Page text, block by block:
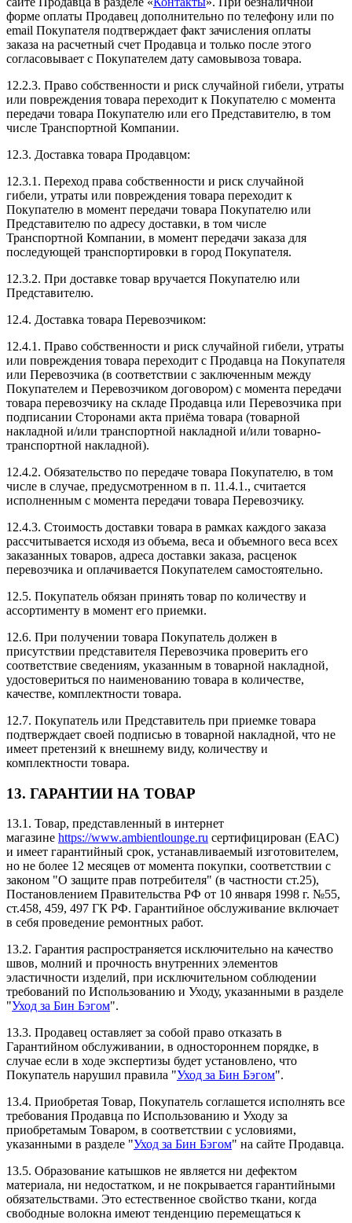
форме оплаты Продавец дополнительно по телефону или по
email Покупателя подтверждает факт зачисления оплаты
заказа на расчетный счет Продавца и только после этого
согласовывает с Покупателем дату самовывоза товара.
12.2.3. Право собственности и риск случайной гибели, утраты
или повреждения товара переходит к Покупателю с момента
передачи товара Покупателю или его Представителю, в том
числе Транспортной Компании.
12.3. Доставка товара Продавцом:
12.3.1. Переход права собственности и риск случайной
гибели, утраты или повреждения товара переходит к
Покупателю в момент передачи товара Покупателю или
Представителю по адресу доставки, в том числе
Транспортной Компании, в момент передачи заказа для
последующей транспортировки в город Покупателя.
12.3.2. При доставке товар вручается Покупателю или
Представителю.
12.4. Доставка товара Перевозчиком:
12.4.1. Право собственности и риск случайной гибели, утраты
или повреждения товара переходит с Продавца на Покупателя
или Перевозчика (в соответствии с заключенным между
Покупателем и Перевозчиком договором) с момента передачи
товара перевозчику на складе Продавца или Перевозчика при
подписании Сторонами акта приёма товара (товарной
накладной и/или транспортной накладной и/или товарно-
транспортной накладной).
12.4.2. Обязательство по передаче товара Покупателю, в том
числе в случае, предусмотренном в п. 11.4.1., считается
исполненным с момента передачи товара Перевозчику.
12.4.3. Стоимость доставки товара в рамках каждого заказа
рассчитывается исходя из объема, веса и объемного веса всех
заказанных товаров, адреса доставки заказа, расценок
перевозчика и оплачивается Покупателем самостоятельно.
12.5. Покупатель обязан принять товар по количеству и
ассортименту в момент его приемки.
12.6. При получении товара Покупатель должен в
присутствии представителя Перевозчика проверить его
соответствие сведениям, указанным в товарной накладной,
удостовериться по наименованию товара в количестве,
качестве, комплектности товара.
12.7. Покупатель или Представитель при приемке товара
подтверждает своей подписью в товарной накладной, что не
имеет претензий к внешнему виду, количеству и
комплектности товара.
13. ГАРАНТИИ НА ТОВАР
13.1. Товар, представленный в интернет
магазине https://www.ambientlounge.ru сертифицирован (EAC)
и имеет гарантийный срок, устанавливаемый изготовителем,
но не более 12 месяцев от момента покупки, соответствии с
законом "О защите прав потребителя" (в частности ст.25),
Постановлением Правительства РФ от 10 января 1998 г. №55,
ст.458, 459, 497 ГК РФ. Гарантийное обслуживание включает
в себя проведение ремонтных работ.
13.2. Гарантия распространяется исключительно на качество
швов, молний и прочность внутренних элементов
эластичности изделий, при исключительном соблюдении
требований по Использованию и Уходу, указанными в разделе
"Уход за Бин Бэгом".
13.3. Продавец оставляет за собой право отказать в
Гарантийном обслуживании, в одностороннем порядке, в
случае если в ходе экспертизы будет установлено, что
Покупатель нарушил правила "Уход за Бин Бэгом".
13.4. Приобретая Товар, Покупатель соглашется исполнять все
требования Продавца по Использованию и Уходу за
приобретамым Товаром, в соответствии с условиями,
указанными в разделе "Уход за Бин Бэгом" на сайте Продавца.
13.5. Образование катышков не является ни дефектом
материала, ни недостатком, и не покрывается гарантийными
обязательствами. Это естественное свойство ткани, когда
свободные волокна имеют тенденцию перемещаться к